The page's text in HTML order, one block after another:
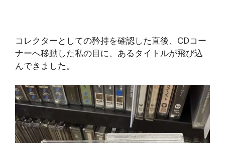
コレクターとしての矜持を確認した直後、CDコー
ナーへ移動した私の目に、あるタイトルが飛び込
んできました。